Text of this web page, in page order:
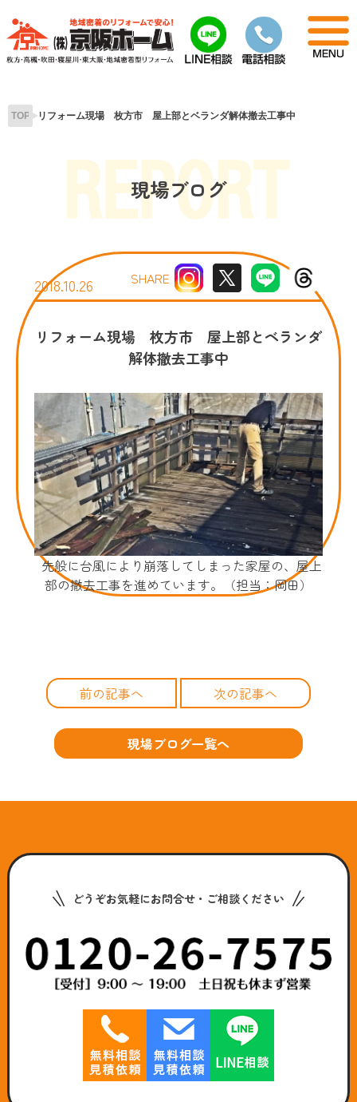
content
TOP リフォーム現場 枚方市 屋上部とベランダ解体撤去工事中
現場ブログ
2018.10.26 SHARE
リフォーム現場 枚方市 屋上部とベランダ
解体撤去工事中
先般に台風により崩落してしまった家屋の、屋上
部の撤去工事を進めています。（担当：岡田）
前の記事へ 次の記事へ
現場ブログ一覧へ
どうぞお気軽にお問合せ・ご相談ください